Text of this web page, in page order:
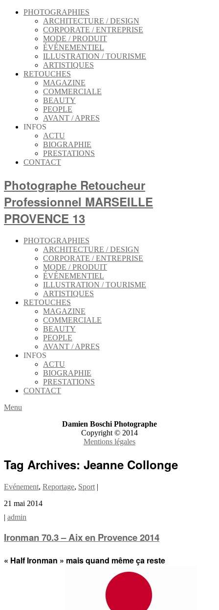
PHOTOGRAPHIES
ARCHITECTURE / DESIGN
CORPORATE / ENTREPRISE
MODE / PRODUIT
ÉVÉNEMENTIEL
ILLUSTRATION / TOURISME
ARTISTIQUES
RETOUCHES
MAGAZINE
COMMERCIALE
BEAUTY
PEOPLE
AVANT / APRES
INFOS
ACTU
BIOGRAPHIE
PRESTATIONS
CONTACT
Photographe Retoucheur
Professionnel MARSEILLE
PROVENCE 13
PHOTOGRAPHIES
ARCHITECTURE / DESIGN
CORPORATE / ENTREPRISE
MODE / PRODUIT
ÉVÉNEMENTIEL
ILLUSTRATION / TOURISME
ARTISTIQUES
RETOUCHES
MAGAZINE
COMMERCIALE
BEAUTY
PEOPLE
AVANT / APRES
INFOS
ACTU
BIOGRAPHIE
PRESTATIONS
CONTACT
Menu
Damien Boschi Photographe
Copyright © 2014
Mentions légales
Tag Archives: Jeanne Collonge
Evénement, Reportage, Sport |
21 mai 2014
| admin
Ironman 70.3 – Aix en Provence 2014
« Half Ironman » mais quand même ça reste